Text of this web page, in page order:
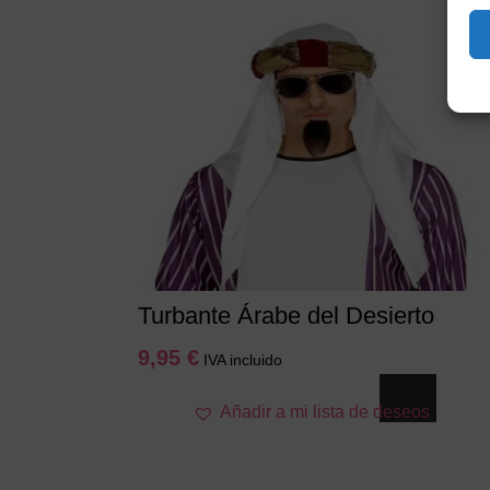
Turbante Árabe del Desierto
9,95 € IVA incluido
Añadir a mi lista de deseos